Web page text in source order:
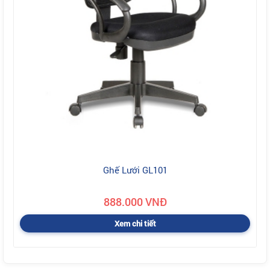
Ghế Lưới GL101
888.000 VNĐ
Xem chi tiết